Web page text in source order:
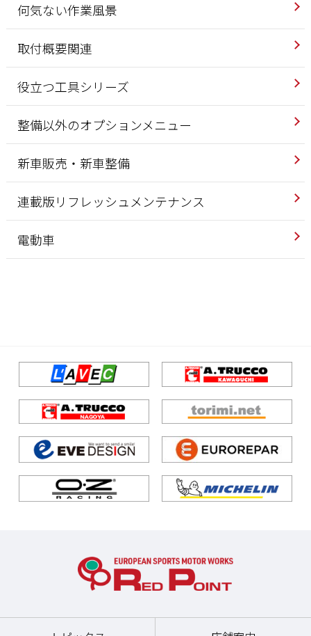
何気ない作業風景
取付概要関連
役立つ工具シリーズ
整備以外のオプションメニュー
新車販売・新車整備
連載版リフレッシュメンテナンス
電動車